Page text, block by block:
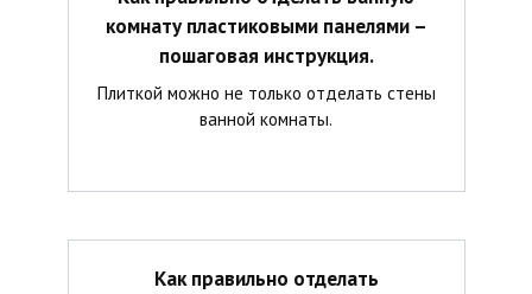
комнату пластиковыми панелями –
пошаговая инструкция.
Плиткой можно не только отделать стены
ванной комнаты.
Как правильно отделать